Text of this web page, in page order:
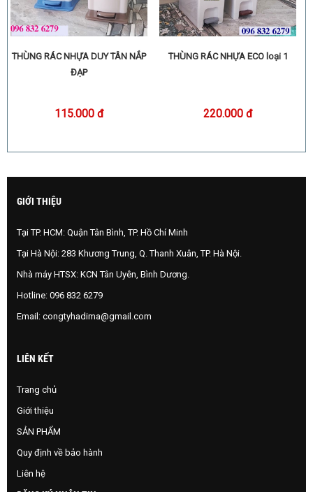
THÙNG RÁC NHỰA DUY TÂN NẮP
ĐẠP
115.000 đ
THÙNG RÁC NHỰA ECO loại 1
220.000 đ
GIỚI THIỆU
Tại TP. HCM: Quận Tân Bình, TP. Hồ Chí Minh
Tại Hà Nội: 283 Khương Trung, Q. Thanh Xuân, TP. Hà Nội.
Nhà máy HTSX: KCN Tân Uyên, Bình Dương.
Hotline: 096 832 6279
Email:congtyhadima@gmail.com
LIÊN KẾT
Trang chủ
Giới thiệu
SẢN PHẨM
Quy định về bảo hành
Liên hệ